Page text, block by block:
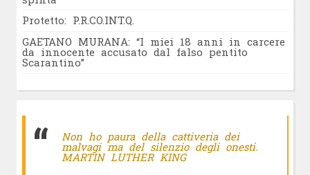
Protetto: P.R.CO.INT.Q.
GAETANO MURANA: “I miei 18 anni in carcere
da innocente accusato dal falso pentito
Scarantino”
Non ho paura della cattiveria dei
malvagi ma del silenzio degli onesti.
MARTIN LUTHER KING